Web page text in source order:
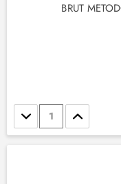
BRUT
Stückzahl